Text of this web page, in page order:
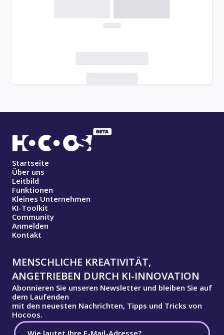
Startseite
Über uns
Leitbild
Funktionen
Kleines Unternehmen
KI-Toolkit
Community
Anmelden
Kontakt
MENSCHLICHE KREATIVITÄT,
ANGETRIEBEN DURCH KI-INNOVATION
Abonnieren Sie unseren Newsletter und bleiben Sie auf
dem Laufenden
mit den neuesten Nachrichten, Tipps und Tricks von
Hocoos.